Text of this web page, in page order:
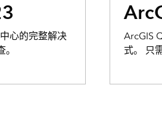
心的完整解决
ArcGIS
式。 只